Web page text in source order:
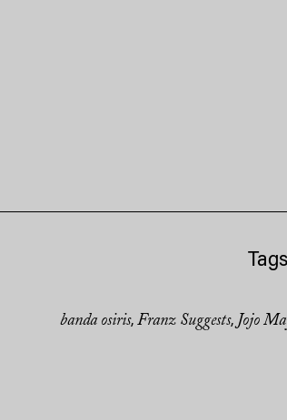
Tags
banda osiris, Franz Suggests, Jojo